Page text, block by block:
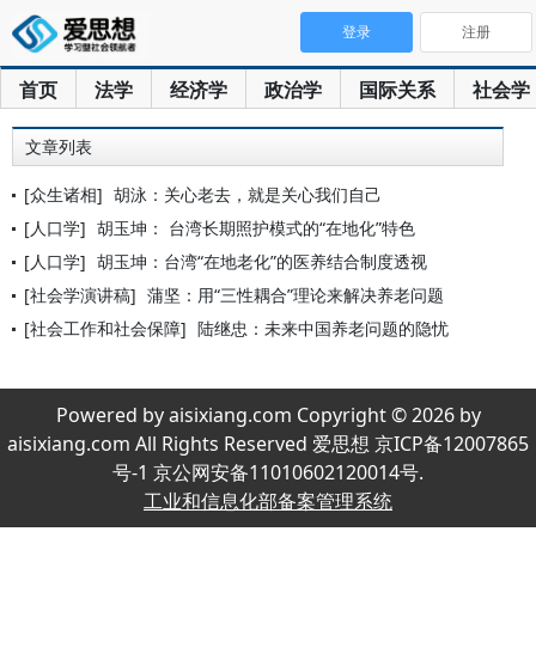
首页 法学 经济学 政治学 国际关系 社会学
登录 注册
文章列表
[众生诸相] 胡泳：关心老去，就是关心我们自己
[人口学] 胡玉坤： 台湾长期照护模式的“在地化”特色
[人口学] 胡玉坤：台湾“在地老化”的医养结合制度透视
[社会学演讲稿] 蒲坚：用“三性耦合”理论来解决养老问题
[社会工作和社会保障] 陆继忠：未来中国养老问题的隐忧
Powered by aisixiang.com Copyright © 2026 by
aisixiang.com All Rights Reserved 爱思想 京ICP备12007865
号-1 京公网安备11010602120014号.
工业和信息化部备案管理系统